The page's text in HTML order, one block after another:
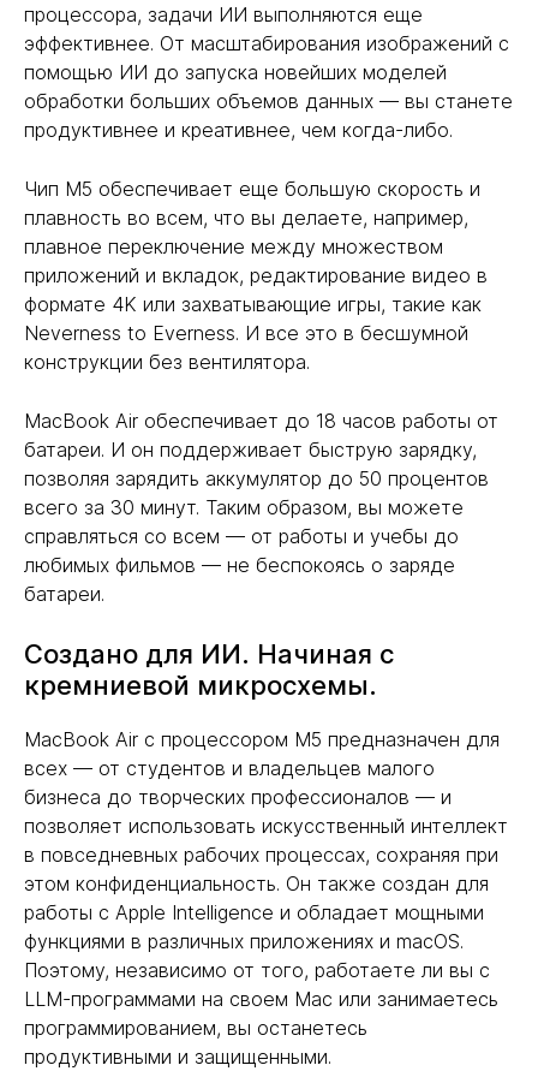
процессора, задачи ИИ выполняются еще
эффективнее. От масштабирования изображений с
помощью ИИ до запуска новейших моделей
обработки больших объемов данных — вы станете
продуктивнее и креативнее, чем когда-либо.
Чип M5 обеспечивает еще большую скорость и
плавность во всем, что вы делаете, например,
плавное переключение между множеством
приложений и вкладок, редактирование видео в
формате 4K или захватывающие игры, такие как
Neverness to Everness. И все это в бесшумной
конструкции без вентилятора.
MacBook Air обеспечивает до 18 часов работы от
батареи. И он поддерживает быструю зарядку,
позволяя зарядить аккумулятор до 50 процентов
всего за 30 минут. Таким образом, вы можете
справляться со всем — от работы и учебы до
любимых фильмов — не беспокоясь о заряде
батареи.
Создано для ИИ. Начиная с
кремниевой микросхемы.
MacBook Air с процессором M5 предназначен для
всех — от студентов и владельцев малого
бизнеса до творческих профессионалов — и
позволяет использовать искусственный интеллект
в повседневных рабочих процессах, сохраняя при
этом конфиденциальность. Он также создан для
работы с Apple Intelligence и обладает мощными
функциями в различных приложениях и macOS.
Поэтому, независимо от того, работаете ли вы с
LLM-программами на своем Mac или занимаетесь
программированием, вы останетесь
продуктивными и защищенными.